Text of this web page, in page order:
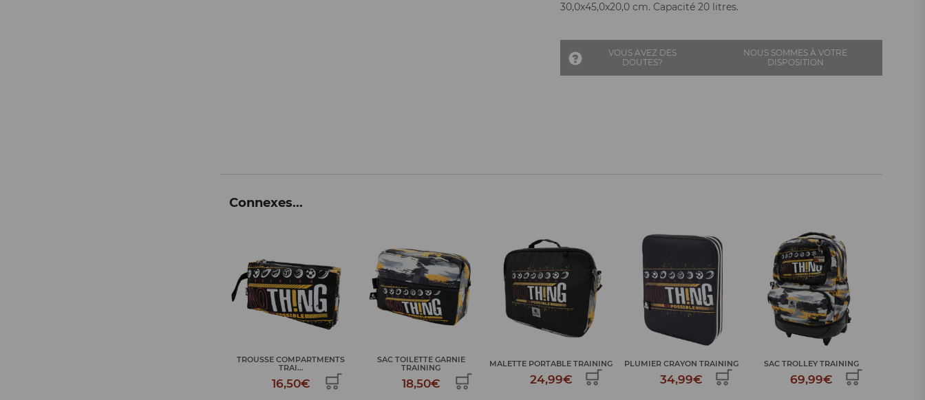
30,0x45,0x20,0 cm. Capacité 20 litres.
VOUS AVEZ DES
DOUTES?
NOUS SOMMES À VOTRE
DISPOSITION
Connexes...
SAC TOILETTE GARNIE
TRAINING
18,50€
MALETTE PORTABLE TRAINING
24,99€
PLUMIER CRAYON TRAINING
34,99€
SAC TROLLEY TRAINING
69,99€
SAC A DOS SCOLAIRE
TRAINING
39,99€